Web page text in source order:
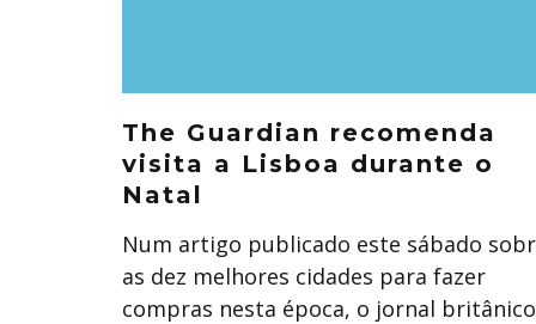
The Guardian recomenda
visita a Lisboa durante o
Natal
Num artigo publicado este sábado
as dez melhores cidades para fazer
compras nesta época, o jornal britânico